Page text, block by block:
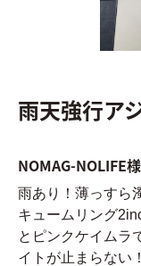
雨天強行ア
NOMAG-NOLIFE
雨あり！薄っすら
キュームリング
とピンクケイムラ
イトが止まらない